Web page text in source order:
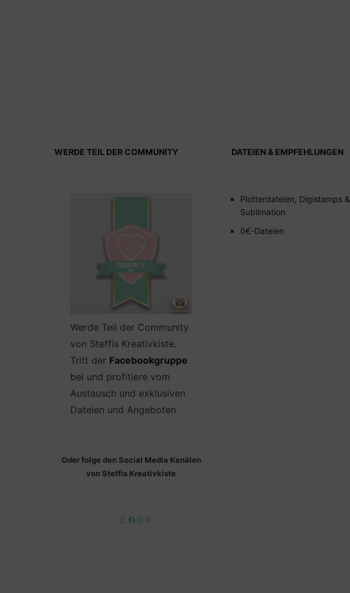
WERDE TEIL DER COMMUNITY
Werde Teil der Community
von Steffis Kreativkiste.
Tritt der Facebookgruppe
bei und profitiere vom
Austausch und exklusiven
Dateien und Angeboten
Oder folge den Social Media Kanälen
von Steffis Kreativkiste
EtsyFacebook
Instagram
DATEIEN & EMPFEHLUNGEN
Plotterdateien, Digistamps &
Sublimation
0€-Dateien